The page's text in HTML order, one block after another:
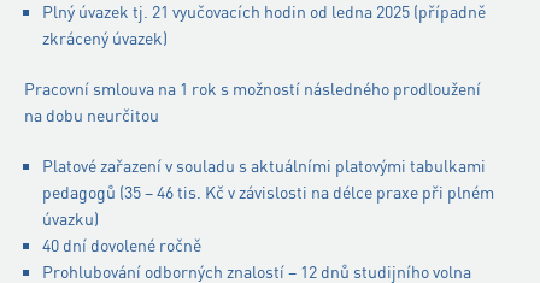
Plný úvazek tj. 21 vyučovacích hodin od ledna 2025 (případně
zkrácený úvazek)
Pracovní smlouva na 1 rok s možností následného prodloužení
na dobu neurčitou
Platové zařazení v souladu s aktuálními platovými tabulkami
pedagogů (35 – 46 tis. Kč v závislosti na délce praxe při plném
úvazku)
40 dní dovolené ročně
Prohlubování odborných znalostí – 12 dnů studijního volna